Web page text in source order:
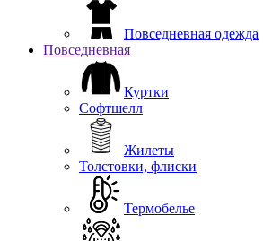
Повседневная одежда
Повседневная
Куртки
Софтшелл
Жилеты
Толстовки, флиски
Термобелье